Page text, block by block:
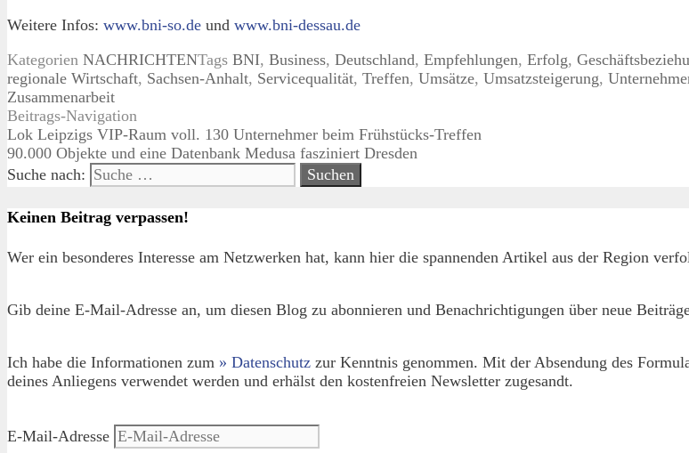
Weitere Infos: www.bni-so.de und www.bni-dessau.de
Kategorien NACHRICHTENTags BNI, Business, Deutschland, Empfehlungen, Erfolg,
regionale Wirtschaft, Sachsen-Anhalt, Servicequalität, Treffen, Umsätze, Umsatzsteigerung,
Zusammenarbeit
Beitrags-Navigation
Lok Leipzigs VIP-Raum voll. 130 Unternehmer beim Frühstücks-Treffen
90.000 Objekte und eine Datenbank Medusa fasziniert Dresden
Suche nach:
Keinen Beitrag verpassen!
Wer ein besonderes Interesse am Netzwerken hat, kann hier die spannenden Artikel aus der Region
Gib deine E-Mail-Adresse an, um diesen Blog zu abonnieren und Benachrichtigungen über neue
Ich habe die Informationen zum » Datenschutz zur Kenntnis genommen. Mit der Absendung des
deines Anliegens verwendet werden und erhälst den kostenfreien Newsletter zugesandt.
E-Mail-Adresse